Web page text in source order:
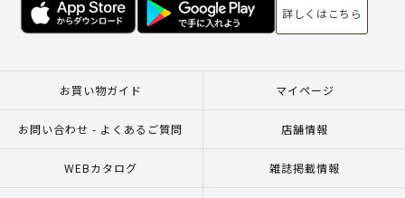
詳しくはこちら
お買い物ガイド マイページ
お問い合わせ - よくあるご質問 店舗情報
WEBカタログ 雑誌掲載情報